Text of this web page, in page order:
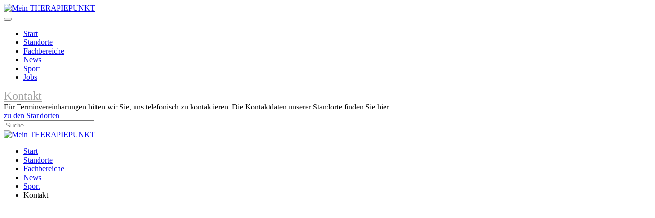
Start
Standorte
Fachbereiche
News
Sport
Jobs
Kontakt
Für Terminvereinbarungen bitten wir Sie, uns telefonisch zu kontaktieren. Die Kontaktdaten unserer Standorte finden Sie hier.
zu den Standorten
Start
Standorte
Fachbereiche
News
Sport
Kontakt